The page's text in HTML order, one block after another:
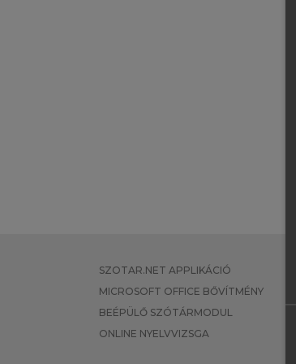
SZOTAR.NET APPLIKÁCIÓ
MICROSOFT OFFICE BŐVÍTMÉNY
BEÉPÜLŐ SZÓTÁRMODUL
ONLINE NYELVVIZSGA